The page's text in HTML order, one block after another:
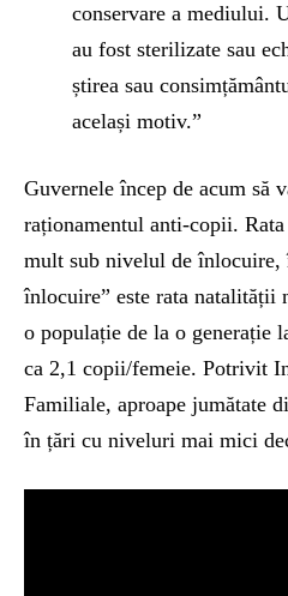
conservare a mediului.
au fost sterilizate sau
știrea sau
același motiv.”
Guvernele încep de acum să
raționamentul anti-copii.
mult sub nivelul de
înlocuire” este rata natalității
o populație de la o generație
ca 2,1 copii/femeie. Potrivit
Familiale, aproape jumătate
în țări cu niveluri mai mici